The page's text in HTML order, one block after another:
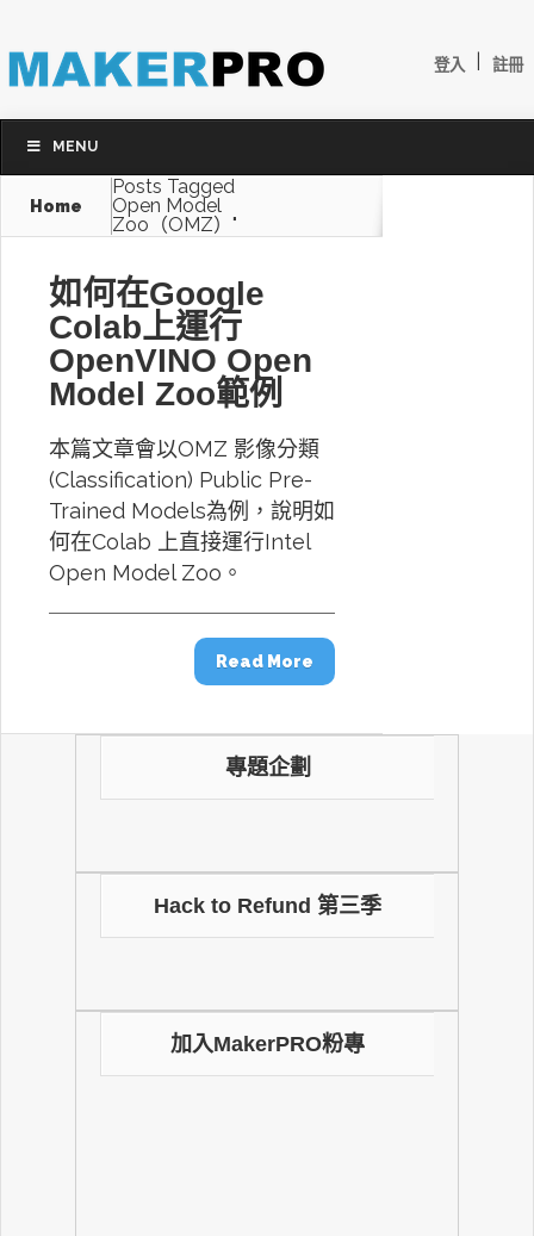
登入 註冊
MENU
Home
Posts Tagged
Open Model
Zoo（OMZ）"
如何在Google
Colab上運行
OpenVINO Open
Model Zoo範例
本篇文章會以OMZ 影像分類
(Classification) Public Pre-
Trained Models為例，說明如
何在Colab 上直接運行Intel
Open Model Zoo。
Read More
專題企劃
Hack to Refund 第三季
加入MakerPRO粉專